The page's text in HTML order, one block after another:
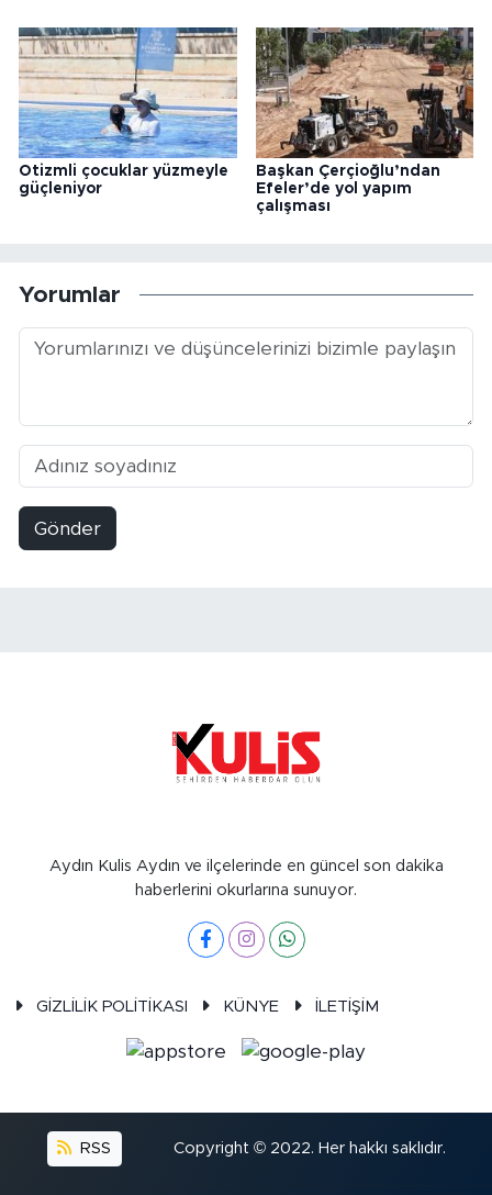
Otizmli çocuklar yüzmeyle
güçleniyor
Başkan Çerçioğlu’ndan
Efeler’de yol yapım
çalışması
Yorumlar
Gönder
Aydın Kulis Aydın ve ilçelerinde en güncel son dakika
haberlerini okurlarına sunuyor.
GİZLİLİK POLİTİKASI KÜNYE İLETİŞİM
RSS Copyright © 2022. Her hakkı saklıdır.